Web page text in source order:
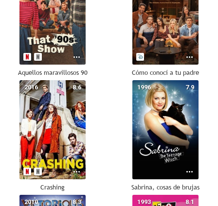
Aquellos maravillosos 90 Cómo conocí a tu padre
8.6
2016
Crashing
7.9
1996
Sabrina, cosas de brujas
8.3
2010 8.1
1993